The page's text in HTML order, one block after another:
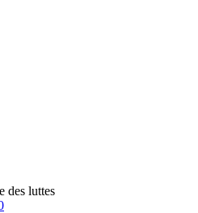
des luttes